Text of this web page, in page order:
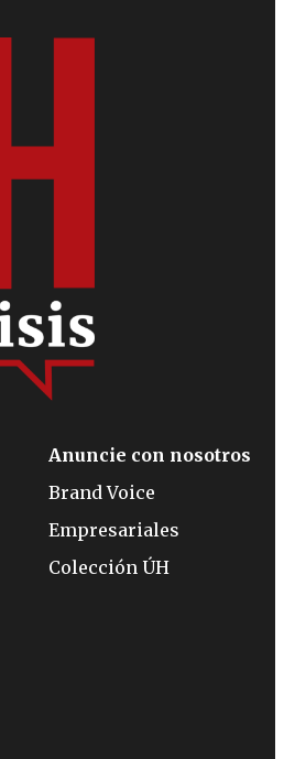
Anuncie con nosotros
Brand Voice
Empresariales
Colección ÚH